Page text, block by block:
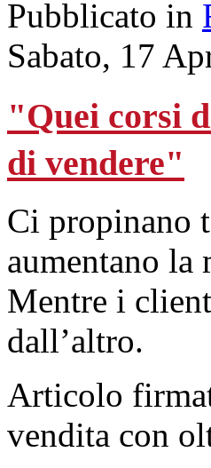
Pubblicato in
Sabato, 17
"Quei corsi
di vendere"
Ci propinano
aumentano
Mentre i
dall’altro.
Articolo
vendita con